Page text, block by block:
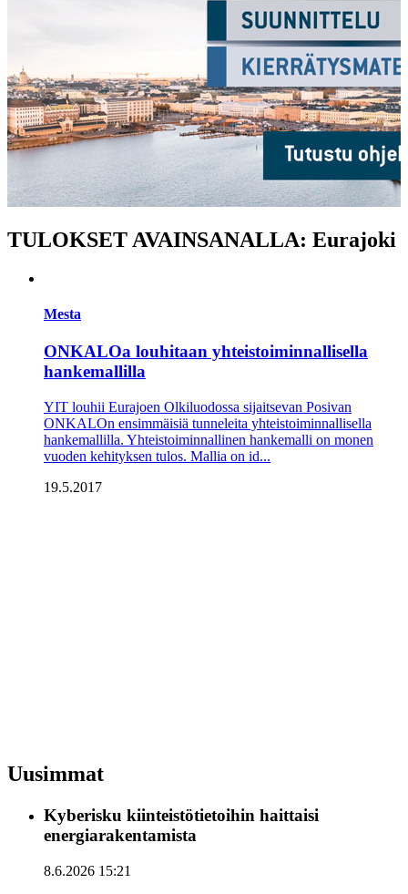
TULOKSET AVAINSANALLA: Eurajoki
Mesta
ONKALOa louhitaan yhteistoiminnallisella
hankemallilla
YIT louhii Eurajoen Olkiluodossa sijaitsevan Posivan
ONKALOn ensimmäisiä tunneleita yhteistoiminnallisella
hankemallilla. Yhteistoiminnallinen hankemalli on monen
vuoden kehityksen tulos. Mallia on id...
19.5.2017
Uusimmat
Kyberisku kiinteistötietoihin haittaisi
energiarakentamista
8.6.2026 15:21